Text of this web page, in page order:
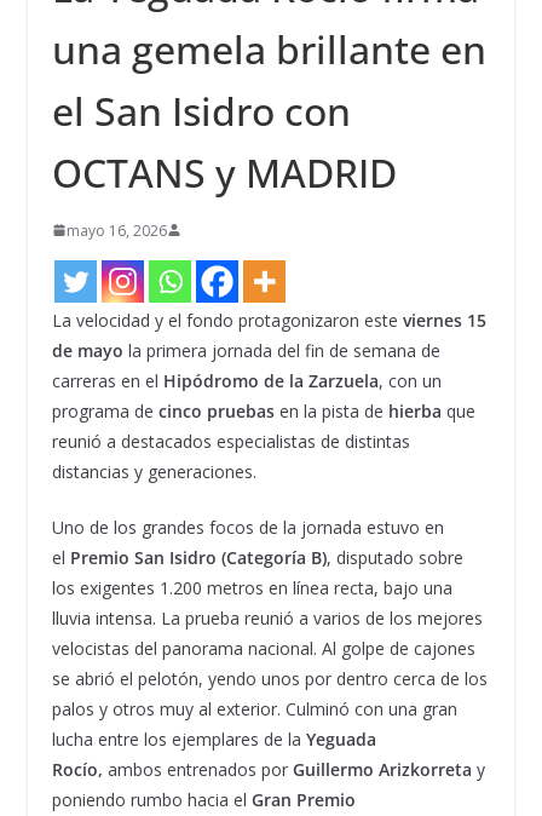
una gemela brillante en
el San Isidro con
OCTANS y MADRID
mayo 16, 2026
La velocidad y el fondo protagonizaron este viernes 15
de mayo la primera jornada del fin de semana de
carreras en el Hipódromo de la Zarzuela, con un
programa de cinco pruebasen la pista de hierba que
reunió a destacados especialistas de distintas
distancias y generaciones.
Uno de los grandes focos de la jornada estuvo en
el Premio San Isidro (Categoría B), disputado sobre
los exigentes 1.200 metros en línea recta, bajo una
lluvia intensa. La prueba reunió a varios de los mejores
velocistas del panorama nacional. Al golpe de cajones
se abrió el pelotón, yendo unos por dentro cerca de los
palos y otros muy al exterior. Culminó con una gran
lucha entre los ejemplares de la Yeguada
Rocío, ambos entrenados por Guillermo Arizkorreta y
poniendo rumbo hacia el Gran Premio